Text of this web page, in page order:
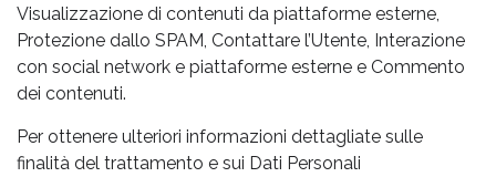
Visualizzazione di contenuti da piattaforme esterne,
Protezione dallo SPAM, Contattare l’Utente, Interazione
con social network e piattaforme esterne e Commento
dei contenuti.
Per ottenere ulteriori informazioni dettagliate sulle
finalità del trattamento e sui Dati Personali